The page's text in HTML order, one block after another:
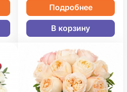
Подробнее
В корзину